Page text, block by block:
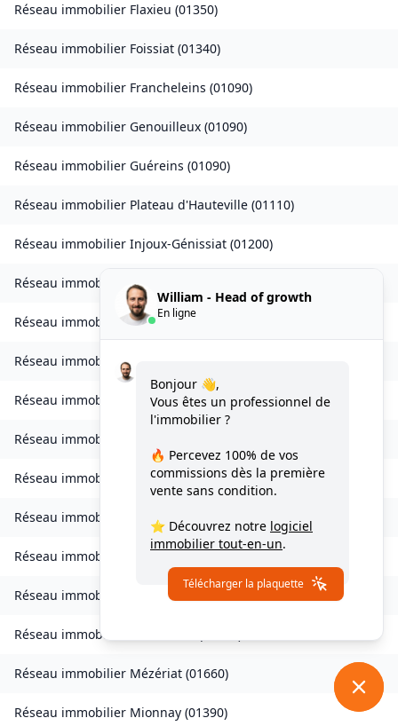
Réseau immobilier Flaxieu (01350)
Réseau immobilier Foissiat (01340)
Réseau immobilier Francheleins (01090)
Réseau immobilier Genouilleux (01090)
Réseau immobilier Guéreins (01090)
Réseau immobilier Plateau d'Hauteville (01110)
Réseau immobilier Injoux-Génissiat (01200)
Réseau immobilierIzieu
Réseau immobilier Journans(01250
Réseau immobilierLe Poizat-Lalleyriat
Réseau immobilier Lantenay(01430
Réseau immobilier
Réseau immobilier Marsonnas(01340)
Réseau immobilier Martignat
Réseau immobilier
Réseau immobilier Massignieu-de-Rives ( 01300
Réseau immobilier
Réseau immobilier Mézériat (01660)
Réseau immobilier Mionnay (01390)
William - Head of growth
En ligne
Bonjour 👋,
Vous êtes un professionnel de
l'immobilier ?
🔥 Percevez 100% de vos
commissions dès la première
vente sans condition.
⭐ Découvrez notre logiciel
immobilier tout-en-un.
Télécharger la plaquette